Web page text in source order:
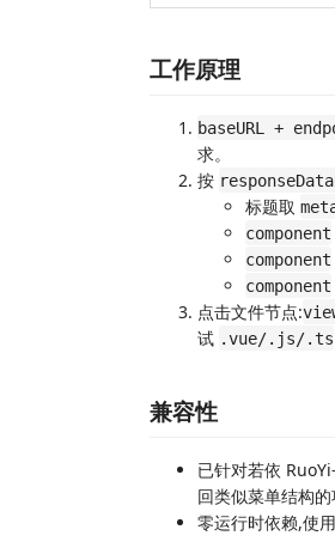
工作原理
baseURL +
求。
按
标题取
component
component
component
点击文件节点:
试 .vue/.js/.ts
兼容性
已针对若依
回类似菜单结构的
零运行时依赖,使